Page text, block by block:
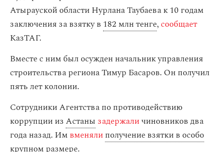
Атырауской области Нурлана Таубаева к 10 годам
заключения за взятку в 182 млн тенге,сообщает
КазТАГ.
Вместе с ним был осужден начальник управления
строительства региона Тимур Басаров. Он получил
пять лет колонии.
Сотрудники Агентства по противодействию
коррупции изАстаны задержаличиновников два
года назад. Им вменялиполучение взятки в особо
крупном размере.